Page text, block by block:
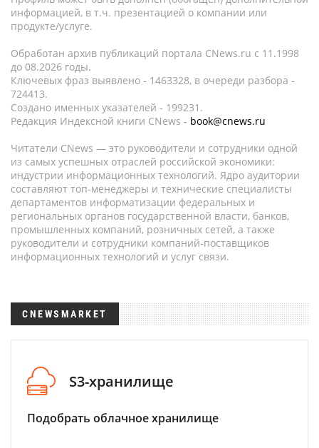
информацией, в т.ч. презентацией о компании или
продукте/услуге.
Обработан архив публикаций портала CNews.ru c 11.1998
до 08.2026 годы.
Ключевых фраз выявлено - 1463328, в очереди разбора -
724413.
Создано именных указателей - 199231.
Редакция Индексной книги CNews - book@cnews.ru
Читатели CNews — это руководители и сотрудники одной
из самых успешных отраслей российской экономики:
индустрии информационных технологий. Ядро аудитории
составляют топ-менеджеры и технические специалисты
департаментов информатизации федеральных и
региональных органов государственной власти, банков,
промышленных компаний, розничных сетей, а также
руководители и сотрудники компаний-поставщиков
информационных технологий и услуг связи.
CNEWSMARKET
S3-хранилище
Подобрать облачное хранилище